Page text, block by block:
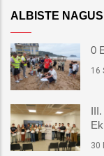
ALBISTE
0
16
30